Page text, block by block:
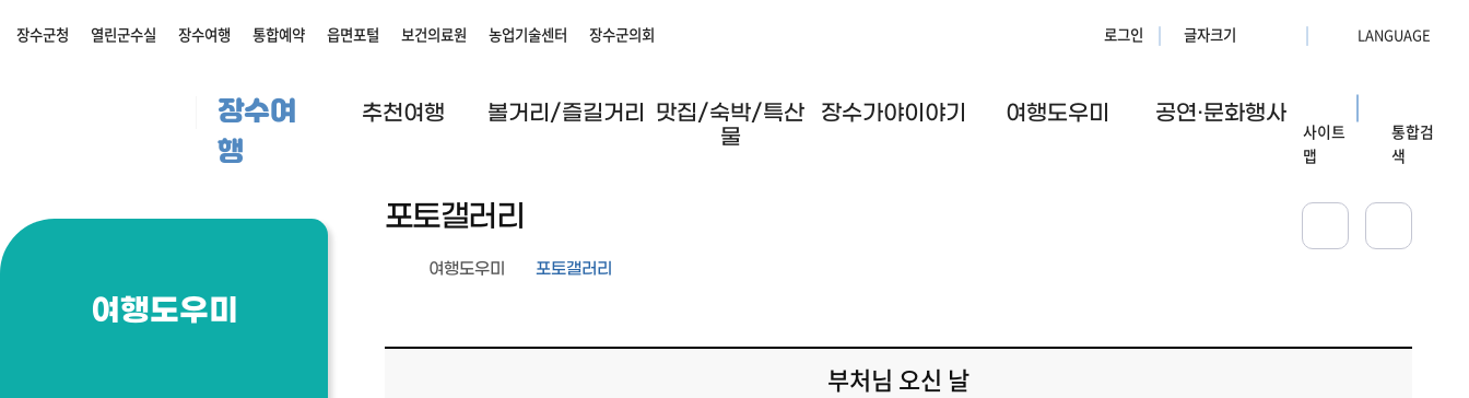
장수군청 열린군수실 장수여행 통합예약 읍면포털 보건의료원 농업기술센터 장수군의회 로그인 글자크기
장수여
행
추천여행 볼거리/즐길거리
맛집/숙박/특산
물
장수가야이야기 여행도우미 공연·문화행사
사이트
맵
통합검
색
여행도우미
포토갤러리
여행도우미 포토갤러리
부처님 오신 날